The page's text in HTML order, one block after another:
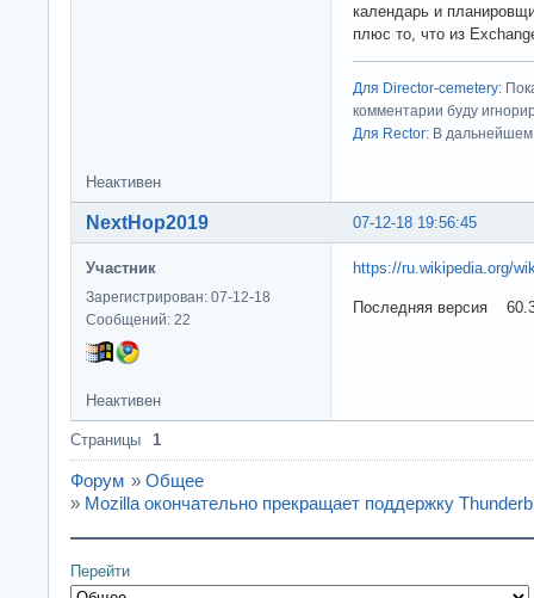
календарь и
плюс то, что из
Для Director-cemetery:
комментарии буду
Для Rector: В дальнейшем
Неактивен
07-12-18 19:56:45
NextHop2019
Участник
Зарегистрирован: 07-12-18
Сообщений: 22
https://ru.wikipedia.org/
Последняя версия
Неактивен
Страницы 1
Форум » Общее
» Mozilla окончательно прекращает поддержку
Перейти